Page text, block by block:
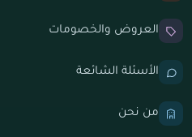
العروض والخصومات
الأسئلة الشائعة
من نحن